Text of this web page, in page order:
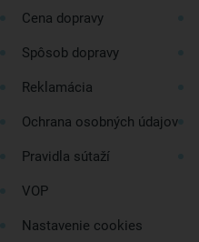
Cena dopravy
Spôsob dopravy
Reklamácia
Ochrana osobných údajov
Pravidla sútaží
VOP
Nastavenie cookies